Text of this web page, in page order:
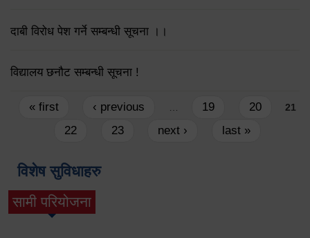
दाबी विरोध पेश गर्ने सम्बन्धी सूचना ।।
विद्यालय छनौट सम्बन्धी सूचना !
Pages
« first ‹ previous 19 20 21
22 23 next › last »
विशेष सुविधाहरु
सामी परियोजना
(active tab)